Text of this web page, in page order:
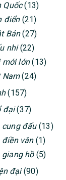
Quốc(13)
điển(21)
Bản(27)
nhi(22)
mới lớn(13)
Nam(24)
(157)
đại(37)
cung đấu(13)
văn(1)
hồ(5)
đại(90)